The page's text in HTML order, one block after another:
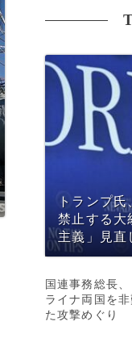
トランプ
禁止する大
主義」見直
国連事務総長
ライナ両国を
た攻撃めぐり